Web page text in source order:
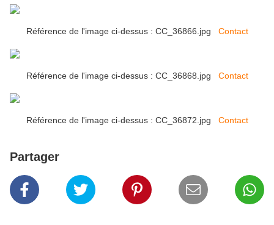
Référence de l'image ci-dessus : CC_36866.jpg Contact
Référence de l'image ci-dessus : CC_36868.jpg Contact
Référence de l'image ci-dessus : CC_36872.jpg Contact
Partager